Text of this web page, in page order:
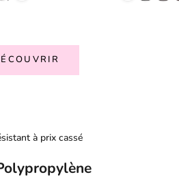
à prix cassé